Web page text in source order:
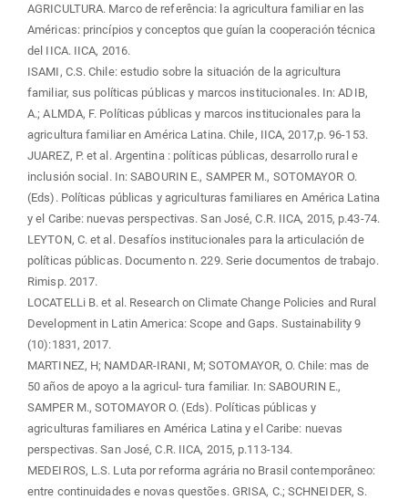
AGRICULTURA. Marco de referência: la agricultura familiar en las
Américas: princípios y conceptos que guían la cooperación técnica
del IICA. IICA, 2016.
ISAMI, C.S. Chile: estudio sobre la situación de la agricultura
familiar, sus políticas públicas y marcos institucionales. In: ADIB,
A.; ALMDA, F. Políticas públicas y marcos institucionales para la
agricultura familiar en América Latina. Chile, IICA, 2017,p. 96-153.
JUAREZ, P. et al. Argentina : políticas públicas, desarrollo rural e
inclusión social. In: SABOURIN E., SAMPER M., SOTOMAYOR O.
(Eds). Políticas públicas y agriculturas familiares en América Latina
y el Caribe: nuevas perspectivas. San José, C.R. IICA, 2015, p.43-74.
LEYTON, C. et al. Desafíos institucionales para la articulación de
políticas públicas. Documento n. 229. Serie documentos de trabajo.
Rimisp. 2017.
LOCATELLi B. et al. Research on Climate Change Policies and Rural
Development in Latin America: Scope and Gaps. Sustainability 9
(10):1831, 2017.
MARTINEZ, H; NAMDAR-IRANI, M; SOTOMAYOR, O. Chile: mas de
50 años de apoyo a la agricul- tura familiar. In: SABOURIN E.,
SAMPER M., SOTOMAYOR O. (Eds). Políticas públicas y
agriculturas familiares en América Latina y el Caribe: nuevas
perspectivas. San José, C.R. IICA, 2015, p.113-134.
MEDEIROS, L.S. Luta por reforma agrária no Brasil contemporâneo:
entre continuidades e novas questões. GRISA, C.; SCHNEIDER, S.